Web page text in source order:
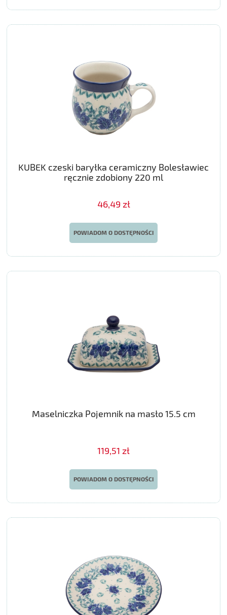
KUBEK czeski baryłka ceramiczny Bolesławiec
ręcznie zdobiony 220 ml
46,49 zł
POWIADOM O DOSTĘPNOŚCI
Maselniczka Pojemnik na masło 15.5 cm
119,51 zł
POWIADOM O DOSTĘPNOŚCI